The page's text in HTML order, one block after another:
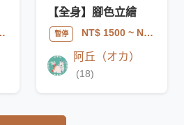
【全身】腳色立繪
暫停 NT$ 1500~ NT$ 3000
阿丘（オカ）
(18)